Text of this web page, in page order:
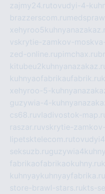
zajmy24.rutovudyi-4-
brazzerscom.ru
vskrytie-zamkov-
zed-online.rupimchax.ru
kuhnyaofabrikaufabrik.ru
xehyroo-5-
guzywia-4-
cs68.ruvladivostok-
raszar.ruvskrytie-
lipetsktelecom.ru
seksuzb.ru
fabrikaofabrikaokuhny.ru
kuhnyaykuhnyayfabrika.ru
store-brawl-stars.rukts-